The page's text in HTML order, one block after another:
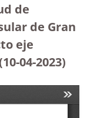
de
de Gran
eje
04-2023)